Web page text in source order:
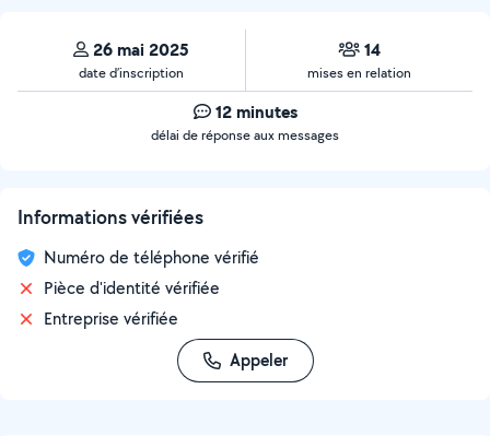
26 mai 2025
date d’inscription
14
mises en relation
12 minutes
délai de réponse aux messages
Informations vérifiées
Numéro de téléphone vérifié
Pièce d'identité vérifiée
Entreprise vérifiée
Appeler